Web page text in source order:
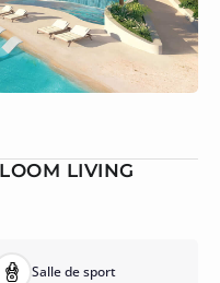
LIVING
Salle de sport